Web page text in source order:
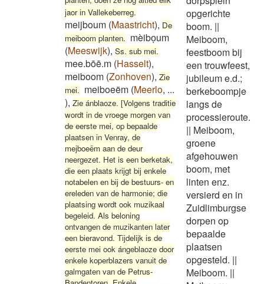
jaor in Vallekeberreg.
meijboum (Maastricht), De
meiboom planten. mèiboͅum
(Meeswijk), Ss. sub mei.
mee.bōē.m (Hasselt),
meiboom (Zonhoven), Zie
mei. meiboeëm (Meerlo, ...
), Zie ánblaoze. [Volgens traditie
wordt in de vroege morgen van
de eerste mei, op bepaalde
plaatsen in Venray, de
mejboeëm aan de deur
neergezet. Het is een berketak,
die een plaats krijgt bij enkele
notabelen en bij de bestuurs- en
ereleden van de harmonie; die
plaatsing wordt ook muzikaal
begeleid. Als beloning
ontvangen de muzikanten later
een bieravond. Tijdelijk is de
eerste mei ook ángeblaoze door
enkele koperblazers vanuit de
galmgaten van de Petrus-
opgerichte
boom. ||
Meiboom,
feestboom bij
een trouwfeest,
jubileum e.d.;
berkeboompje
langs de
processieroute.
|| Meiboom,
groene
afgehouwen
boom, met
linten enz.
versierd en in
Zuidlimburgse
dorpen op
bepaalde
plaatsen
opgesteld. ||
Meiboom. ||